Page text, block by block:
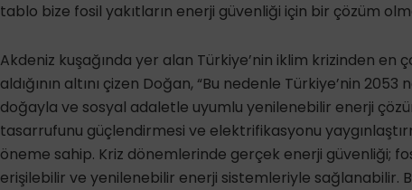
tablo bize fosil yakıtların enerji güvenliği için bir çözüm
Akdeniz kuşağında yer alan Türkiye’nin iklim krizinden en
aldığının altını çizen Doğan, “Bu nedenle Türkiye’nin
doğayla ve sosyal adaletle uyumlu yenilenebilir enerji
tasarrufunu güçlendirmesi ve elektrifikasyonu
öneme sahip. Kriz dönemlerinde gerçek enerji güvenliği;
erişilebilir ve yenilenebilir enerji sistemleriyle sağlanabilir.